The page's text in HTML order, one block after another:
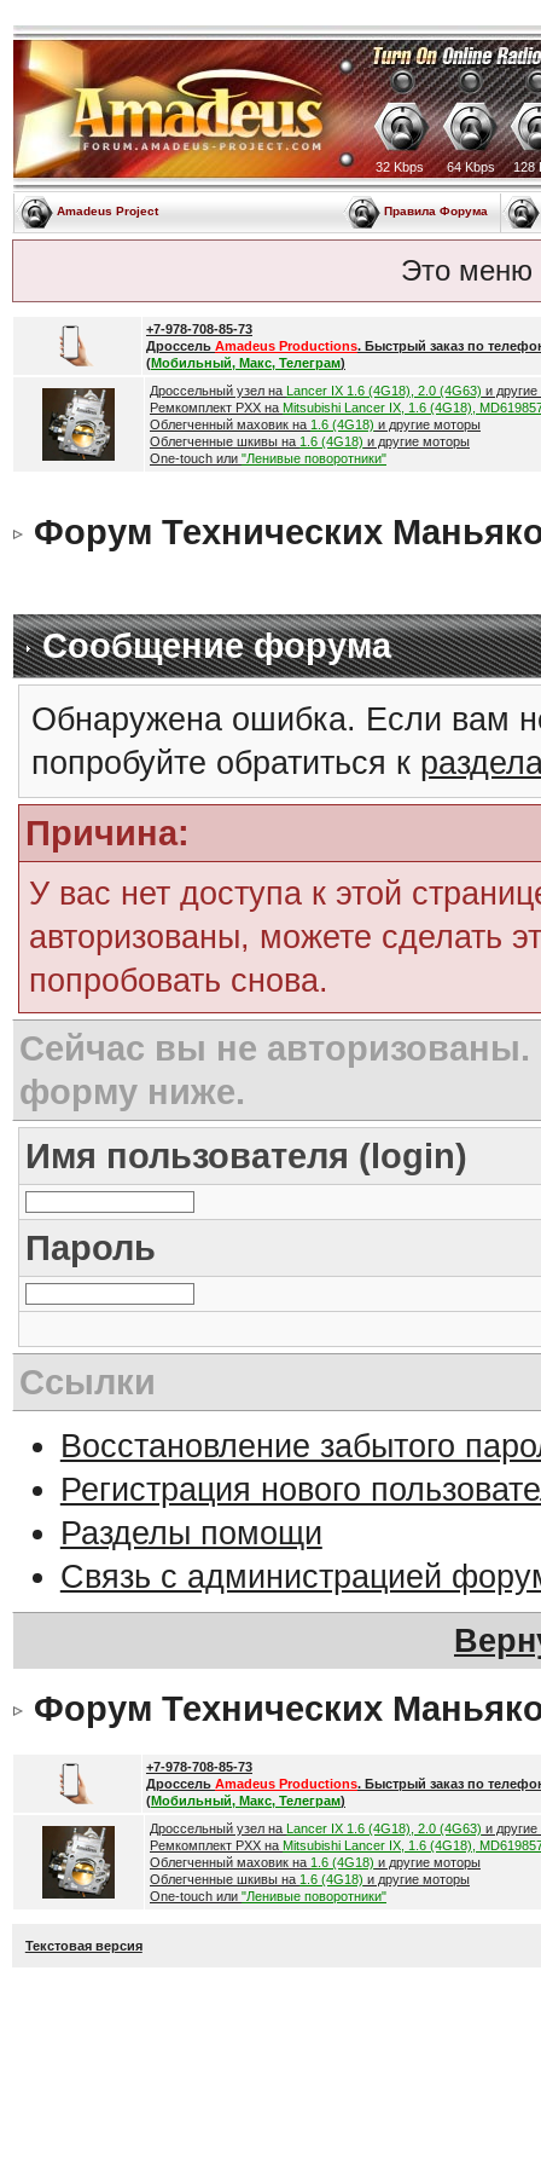
32 Kbps 64 Kbps 128
Amadeus Project Правила Форума
Это меню
+7-978-708-85-73
Дроссель Amadeus Productions. Быстрый заказ по
(Мобильный, Макс, Телеграм)
Дроссельный узел на Lancer IX 1.6 (4G18), 2.0 (4G63) и
Ремкомплект РХХ на Mitsubishi Lancer IX, 1.6 (4G18),
Облегченный маховик на 1.6 (4G18) и другие моторы
Облегченные шкивы на 1.6 (4G18) и другие моторы
One-touch или "Ленивые поворотники"
Форум Технических
Сообщение форума
Обнаружена ошибка. Если вам
попробуйте обратиться к
Причина:
У вас нет доступа к этой
авторизованы, можете сделать
попробовать снова.
Сейчас вы не авторизованы.
форму ниже.
Имя пользователя (login)
Пароль
Ссылки
Восстановление забытого
Регистрация нового
Разделы помощи
Связь с администрацией
Форум Технических
+7-978-708-85-73
Дроссель Amadeus Productions. Быстрый заказ по
(Мобильный, Макс, Телеграм)
Дроссельный узел на Lancer IX 1.6 (4G18), 2.0 (4G63) и
Ремкомплект РХХ на Mitsubishi Lancer IX, 1.6 (4G18),
Облегченный маховик на 1.6 (4G18) и другие моторы
Облегченные шкивы на 1.6 (4G18) и другие моторы
One-touch или "Ленивые поворотники"
Текстовая версия